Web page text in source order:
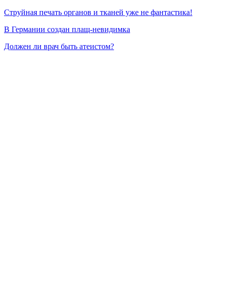
Струйная печать органов и тканей уже не фантастика!
В Германии создан плащ-невидимка
Должен ли врач быть атеистом?